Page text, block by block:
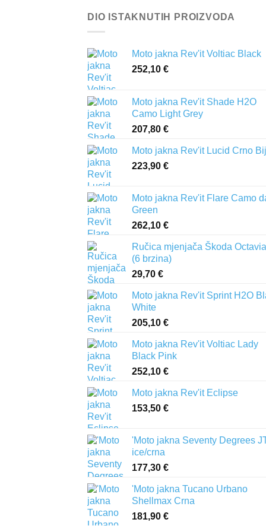
DIO ISTAKNUTIH PROIZVODA
Moto jakna Rev'it Voltiac Black
252,10 €
Moto jakna Rev'it Shade H2O
Camo Light Grey
207,80 €
Moto jakna Rev'it Lucid Crno
223,90 €
Moto jakna Rev'it Flare Camo
Green
262,10 €
Ručica mjenjača Škoda Octavia
(6 brzina)
29,70 €
Moto jakna Rev'it Sprint H2O
White
205,10 €
Moto jakna Rev'it Voltiac Lady
Black Pink
252,10 €
Moto jakna Rev'it Eclipse
153,50 €
'Moto jakna Seventy Degrees
ice/crna
177,30 €
'Moto jakna Tucano Urbano
Shellmax Crna
181,90 €